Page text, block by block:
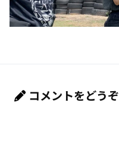
コメントをどうぞ